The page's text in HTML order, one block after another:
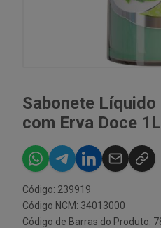
Sabonete
com Erva Doce 1L
Código: 239919
Código NCM: 34013000
Código de Barras do Produto: